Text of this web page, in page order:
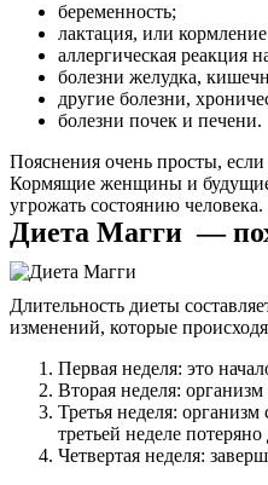
Отзывы
Статьи
Контакты
беременность;
лактация, или
аллергическая реакция
болезни желудка,
другие болезни,
болезни почек и печени.
Пояснения очень просты,
Кормящие женщины и будущие
угрожать состоянию человека.
Диета Магги —
Длительность диеты
изменений, которые
Первая неделя: это
Вторая неделя:
Третья неделя:
третьей неделе
Четвертая неделя: